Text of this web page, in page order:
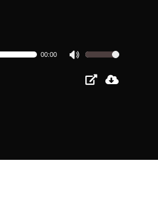
مشغل
00:00
استخدم
مفاتيح
أو